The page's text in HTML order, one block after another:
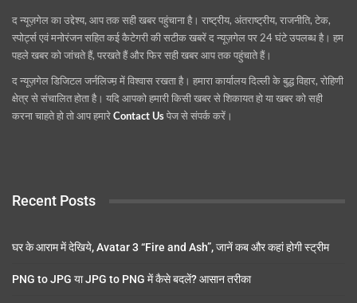
द न्यूज़गेल का उद्देश्य, आप तक सही खबर पहुंचाना है। राष्ट्रीय, अंतराष्ट्रीय, राजनीति, टेक,
स्पोर्ट्स एवं मनोरंजन सहित कई कैटेगरी की सटीक खबरें द न्यूज़गेल पर 24 घंटे उपलब्ध है। हम
पहले खबर को जांचते हैं, परखते हैं और फिर सही खबर आप तक पहुंचाते हैं।
द न्यूज़गेल डिजिटल जर्नलिज्म़ में विश्वास रखता है। हमारा कार्यालय दिल्ली के बुद्ध विहार, रोहिणी
क्षेत्र से संचालित होता है। यदि आपको हमारी किसी खबर से शिकायत हो या खबर को सही
करना चाहते हो तो आप हमारेContact Usपेज से संपर्क करें।
Recent Posts
घर के आराम में देखिये, Avatar 3 “Fire and Ash”, जानें कब और कहां होगी स्ट्रीम
PNG to JPG या JPG to PNG में कैसे बदलें? आसान तरीका